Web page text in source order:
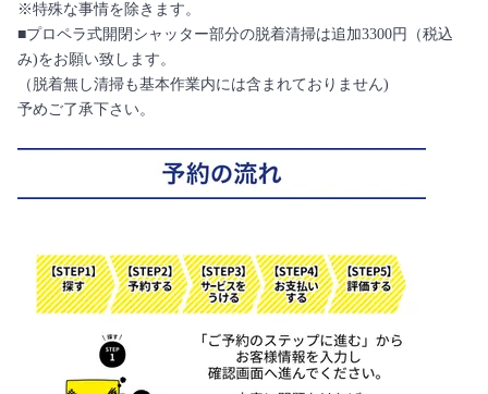
※特殊な事情を除きます。
■プロペラ式開閉シャッター部分の脱着清掃は追加3300円（税込
み)をお願い致します。
（脱着無し清掃も基本作業内には含まれておりません)
予めご了承下さい。